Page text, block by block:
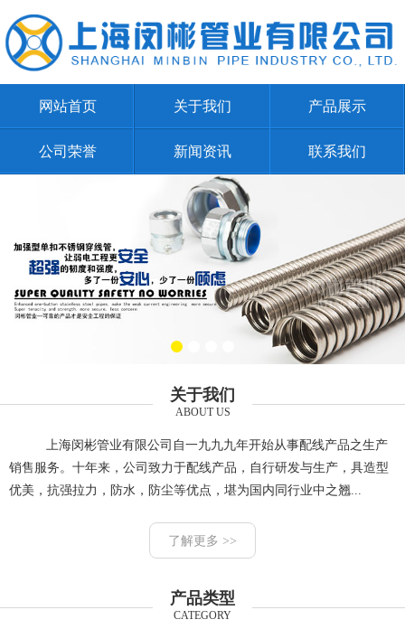
网站首页 关于我们 产品展示
公司荣誉 新闻资讯 联系我们
关于我们
ABOUT US
上海闵彬管业有限公司自一九九九年开始从事配线产品之生产
销售服务。十年来，公司致力于配线产品，自行研发与生产，具造型
优美，抗强拉力，防水，防尘等优点，堪为国内同行业中之翘...
了解更多 >>
产品类型
CATEGORY